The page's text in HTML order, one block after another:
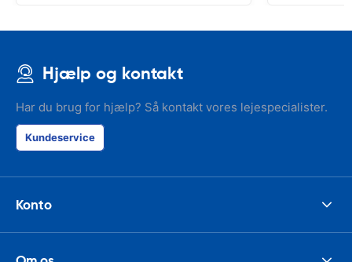
Hjælp og kontakt
Har du brug for hjælp? Så kontakt vores lejespecialister.
Kundeservice
Konto